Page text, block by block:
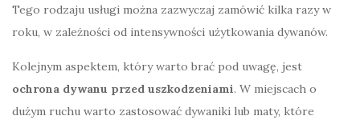
Tego rodzaju usługi można zazwyczaj zamówić kilka razy w
roku, w zależności od intensywności użytkowania dywanów.
Kolejnym aspektem, który warto brać pod uwagę, jest
ochrona dywanu przed uszkodzeniami. W miejscach o
dużym ruchu warto zastosować dywaniki lub maty, które